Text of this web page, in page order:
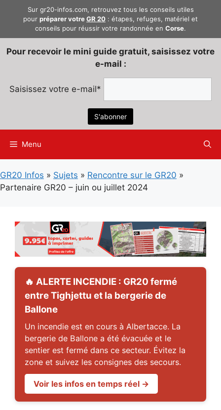
Sur gr20-infos.com, retrouvez tous les conseils utiles
pour préparer votreGR 20 : étapes, refuges, matériel et
conseils pour réussir votre randonnée en Corse.
Pour recevoir le mini guide gratuit, saisissez votre
e-mail :
Saisissez votre e-mail*
Menu
GR20 Infos » Sujets » Rencontre sur le GR20 »
Partenaire GR20 – juin ou juillet 2024
🔥 ALERTE INCENDIE : GR20 fermé
entre Tighjettu et la bergerie de
Ballone
Un incendie est en cours à Albertacce. La
bergerie de Ballone a été évacuée et le
sentier est fermé dans ce secteur. Évitez la
zone et suivez les consignes des secours.
Voir les infos en temps réel →